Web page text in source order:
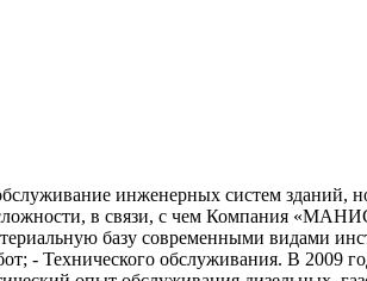
инженерных систем зданий,
в связи, с чем Компания
базу современными видами
- Технического обслуживания. В 2009